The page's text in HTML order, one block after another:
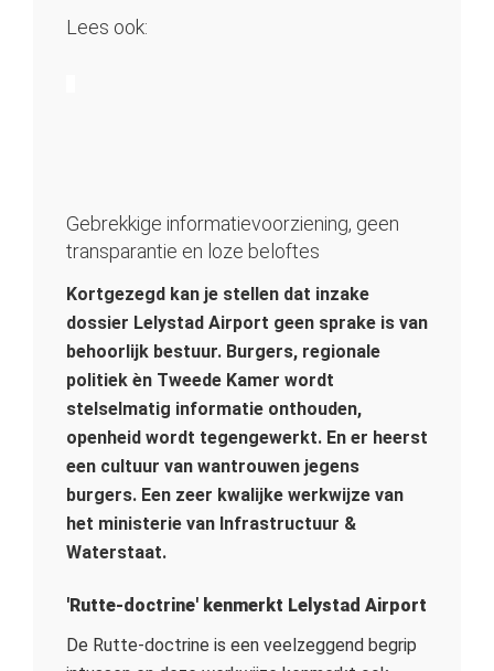
Lees ook:
Gebrekkige informatievoorziening, geen
transparantie en loze beloftes
Kortgezegd kan je stellen dat inzake
dossier Lelystad Airport geen sprake is van
behoorlijk bestuur. Burgers, regionale
politiek èn Tweede Kamer wordt
stelselmatig informatie onthouden,
openheid wordt tegengewerkt. En er heerst
een cultuur van wantrouwen jegens
burgers. Een zeer kwalijke werkwijze van
het ministerie van Infrastructuur &
Waterstaat.
'Rutte-doctrine' kenmerkt Lelystad Airport
De Rutte-doctrine is een veelzeggend begrip